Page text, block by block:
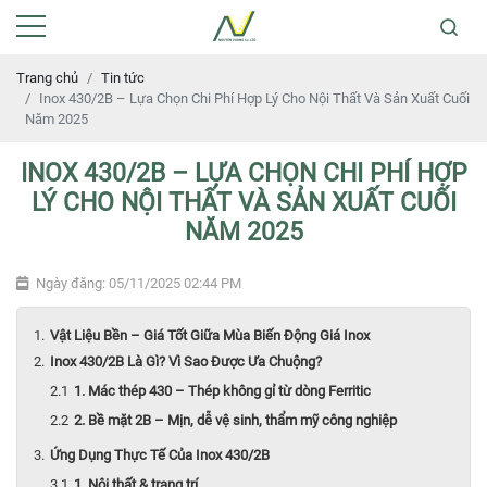
Trang chủ
Tin tức
Inox 430/2B – Lựa Chọn Chi Phí Hợp Lý Cho Nội Thất Và Sản Xuất Cuối
Năm 2025
INOX 430/2B – LỰA CHỌN CHI PHÍ HỢP
LÝ CHO NỘI THẤT VÀ SẢN XUẤT CUỐI
NĂM 2025
Ngày đăng: 05/11/2025 02:44 PM
Vật Liệu Bền – Giá Tốt Giữa Mùa Biến Động Giá Inox
Inox 430/2B Là Gì? Vì Sao Được Ưa Chuộng?
1. Mác thép 430 – Thép không gỉ từ dòng Ferritic
2. Bề mặt 2B – Mịn, dễ vệ sinh, thẩm mỹ công nghiệp
Ứng Dụng Thực Tế Của Inox 430/2B